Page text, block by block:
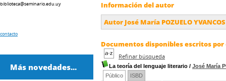
Información del autor
Autor José María POZUELO YVANCOS
Documentos disponibles escritos
Refinar búsqueda
La teoría del lenguaje literario / José María
Público
ISBD
biblioteca@seminario.edu.uy
contacto
Más novedades...